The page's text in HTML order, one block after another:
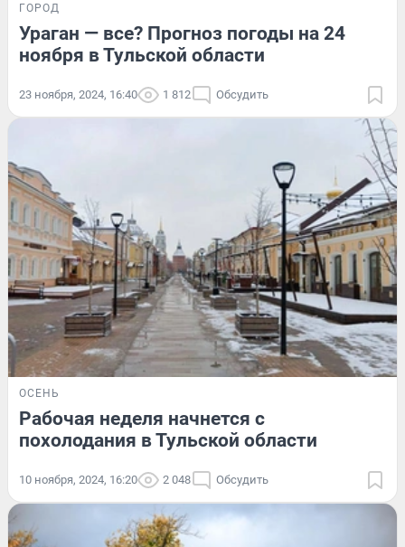
ГОРОД
Ураган — все? Прогноз погоды на 24
ноября в Тульской области
23 ноября, 2024, 16:40 1 812 Обсудить
ОСЕНЬ
Рабочая неделя начнется с
похолодания в Тульской области
10 ноября, 2024, 16:20 2 048 Обсудить